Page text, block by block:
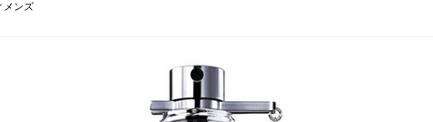
メンズ